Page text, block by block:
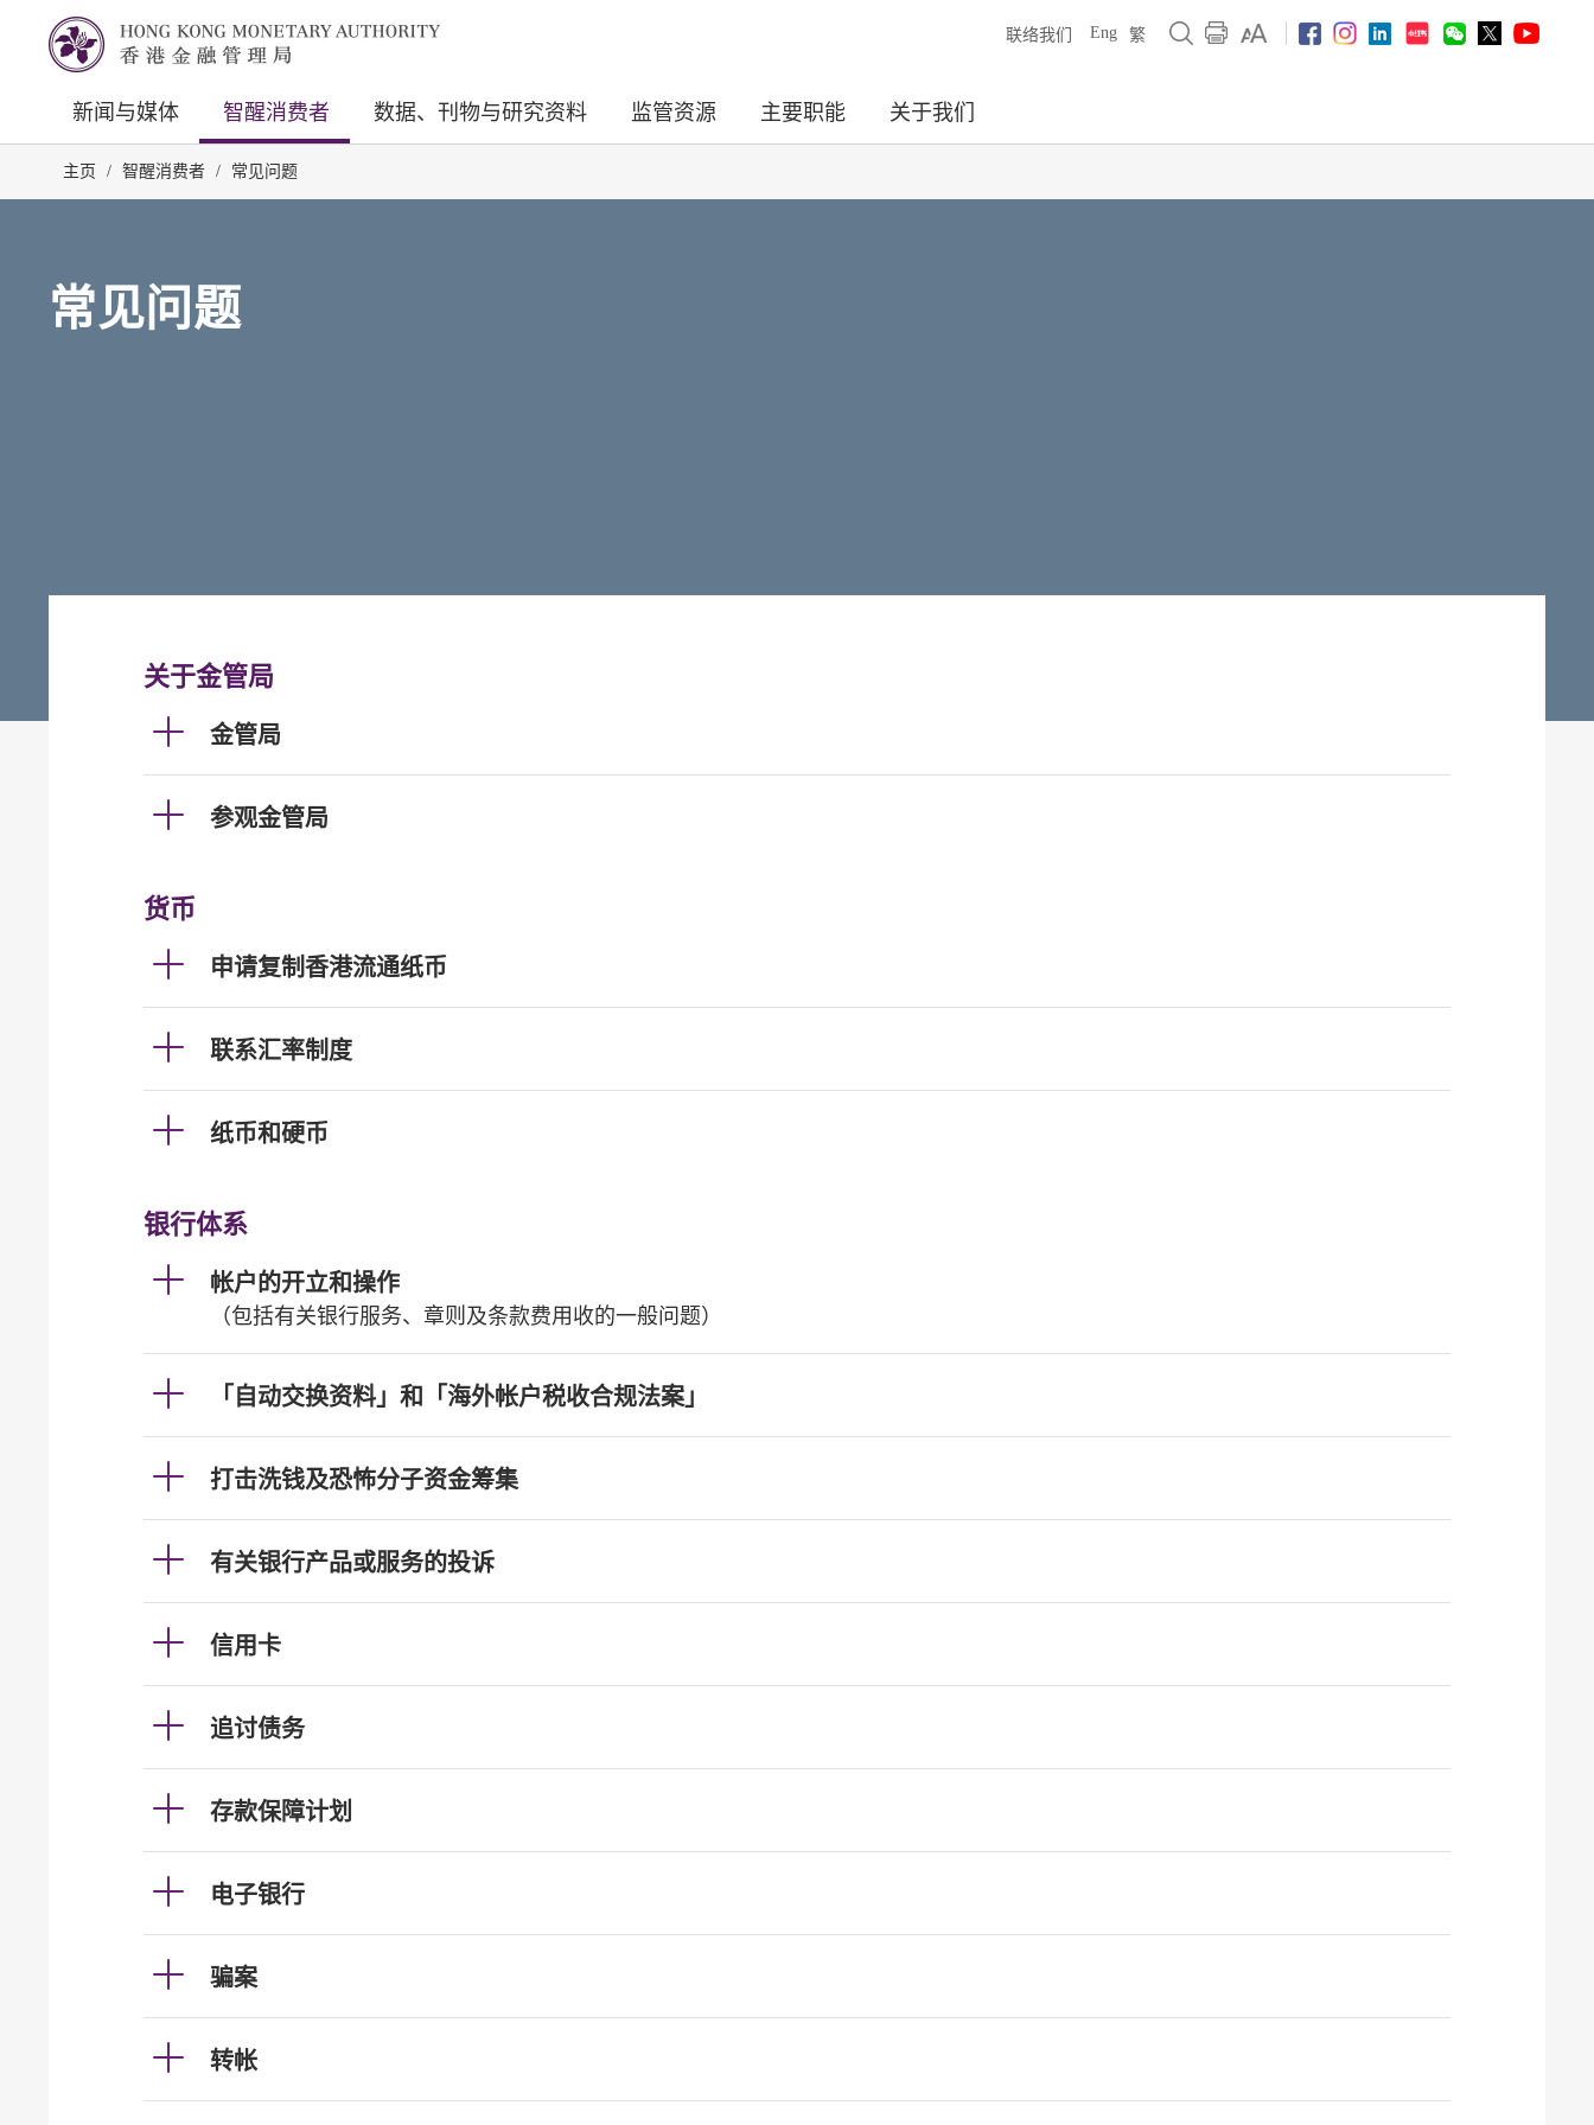
联络我们 Eng 繁
新闻与媒体 智醒消费者 数据、刊物与研究资料 监管资源 主要职能 关于我们
主页 / 智醒消费者 / 常见问题
常见问题
关于金管局
金管局
参观金管局
货币
申请复制香港流通纸币
联系汇率制度
纸币和硬币
银行体系
帐户的开立和操作
（包括有关银行服务、章则及条款费用收的一般问题）
「自动交换资料」和「海外帐户税收合规法案」
打击洗钱及恐怖分子资金筹集
有关银行产品或服务的投诉
信用卡
追讨债务
存款保障计划
电子银行
骗案
转帐